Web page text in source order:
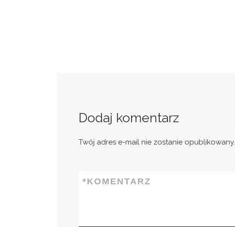
Dodaj komentarz
Twój adres e-mail nie zostanie opublikowany.
KOMENTARZ
*